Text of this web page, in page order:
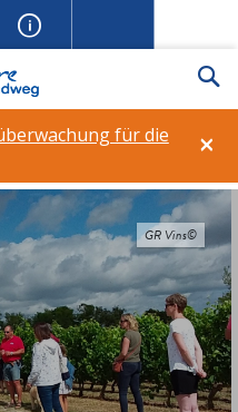
×
für die
GR Vins©